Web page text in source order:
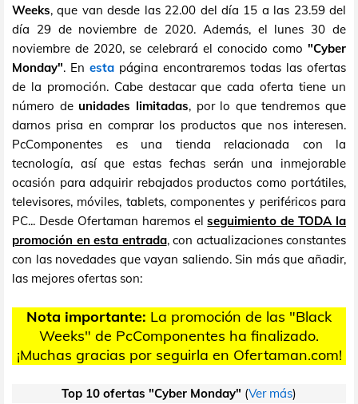
Weeks, que van desde las 22.00 del día 15 a las 23.59 del
día 29 de noviembre de 2020. Además, el lunes 30 de
noviembre de 2020, se celebrará el conocido como "Cyber
Monday". En esta página encontraremos todas las ofertas
de la promoción. Cabe destacar que cada oferta tiene un
número de unidades limitadas, por lo que tendremos que
darnos prisa en comprar los productos que nos interesen.
PcComponentes es una tienda relacionada con la
tecnología, así que estas fechas serán una inmejorable
ocasión para adquirir rebajados productos como portátiles,
televisores, móviles, tablets, componentes y periféricos para
PC... Desde Ofertaman haremos elseguimiento de TODA la
promoción en esta entrada, con actualizaciones constantes
con las novedades que vayan saliendo. Sin más que añadir,
las mejores ofertas son:
Nota importante: La promoción de las "Black
Weeks" de PcComponentes ha finalizado.
¡Muchas gracias por seguirla en Ofertaman.com!
Top 10 ofertas "Cyber Monday" (Ver más)